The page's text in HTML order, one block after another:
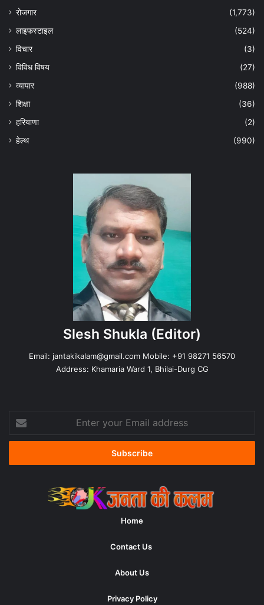
रोजगार
(1,773)
लाइफस्टाइल
(524)
विचार
(3)
विविध विषय
(27)
व्यापार
(988)
शिक्षा
(36)
हरियाणा
(2)
हेल्‍थ
(990)
Slesh Shukla (Editor)
Email: jantakikalam@gmail.com Mobile: +91 98271 56570
Address: Khamaria Ward 1, Bhilai-Durg CG
your
Email
Home
Contact Us
About Us
Privacy Policy